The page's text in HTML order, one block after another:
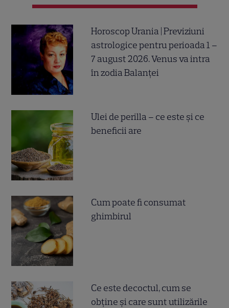
Horoscop Urania | Previziuni
astrologice pentru perioada 1 –
7 august 2026. Venus va intra
în zodia Balanței
Ulei de perilla – ce este și ce
beneficii are
Cum poate fi consumat
ghimbirul
Ce este decoctul, cum se
obţine şi care sunt utilizările